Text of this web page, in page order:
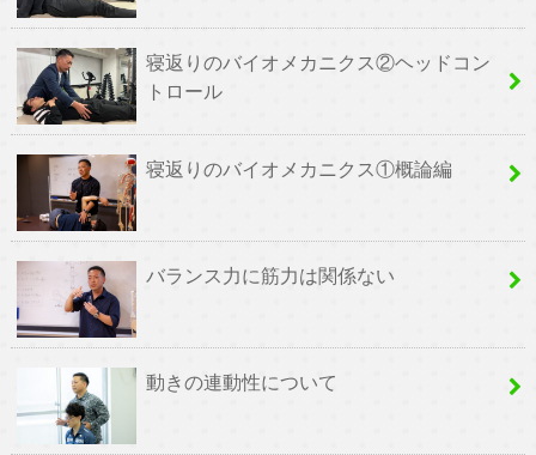
寝返りのバイオメカニクス②ヘッドコン
トロール
寝返りのバイオメカニクス①概論編
バランス力に筋力は関係ない
動きの連動性について